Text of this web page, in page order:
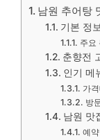
남원 추어탕
기본 정보
주요
춘향전
인기 메
가
방
남원 맛
예